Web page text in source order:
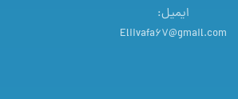
ایمیل:
Eliivafa67@gmail.com